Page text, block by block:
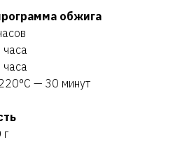
обжига
— 30 минут
г